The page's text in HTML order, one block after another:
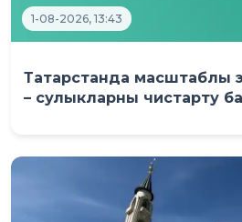
1-08-2026, 13:43
Татарстанда масштаблы
– сулыкларны чистарту